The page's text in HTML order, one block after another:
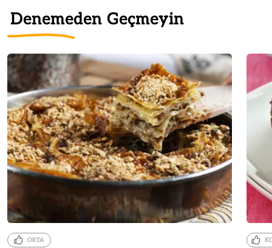
Denemeden Geçmeyin
ORTA